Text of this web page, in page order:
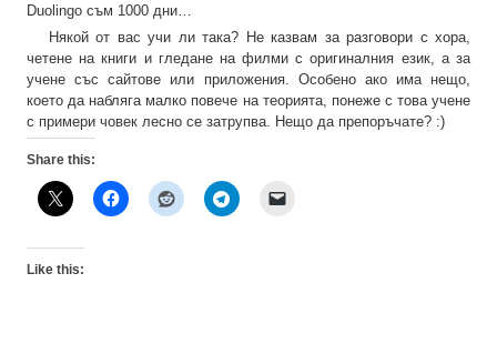
Duolingo съм 1000 дни…
Някой от вас учи ли така? Не казвам за разговори с хора,
четене на книги и гледане на филми с оригиналния език, а за
учене със сайтове или приложения. Особено ако има нещо,
което да набляга малко повече на теорията, понеже с това учене
с примери човек лесно се затрупва. Нещо да препоръчате? :)
Share this:
Like this: